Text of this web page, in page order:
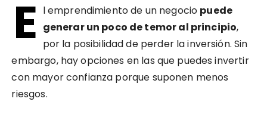
E l emprendimiento de un negocio puede
generar un poco de temor al principio,
por la posibilidad de perder la inversión. Sin
embargo, hay opciones en las que puedes invertir
con mayor confianza porque suponen menos
riesgos.